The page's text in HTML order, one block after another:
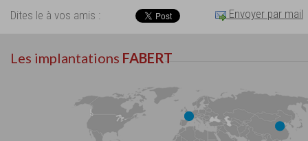
Dites le à vos amis : Envoyer par mail
Les implantations FABERT